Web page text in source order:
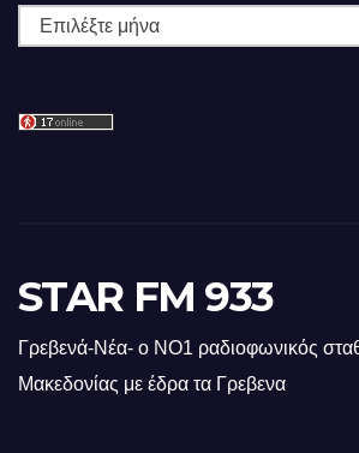
Ιστορικό
STAR FM 933
Γρεβενά-Νέα- ο ΝΟ1 ραδιοφωνικός
Μακεδονίας με έδρα τα Γρεβενα